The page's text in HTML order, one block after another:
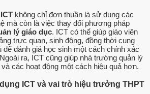
không chỉ đơn thuần là sử dụng các
mà còn là việc thay đổi phương pháp
lý giáo dục. ICT có thể giúp giáo viên
trực quan, sinh động, đồng thời cung
để đánh giá học sinh một cách chính xác
ra, ICT cũng giúp nhà trường quản lý
và các hoạt động một cách hiệu quả hơn.
ICT và vai trò hiệu trưởng THPT